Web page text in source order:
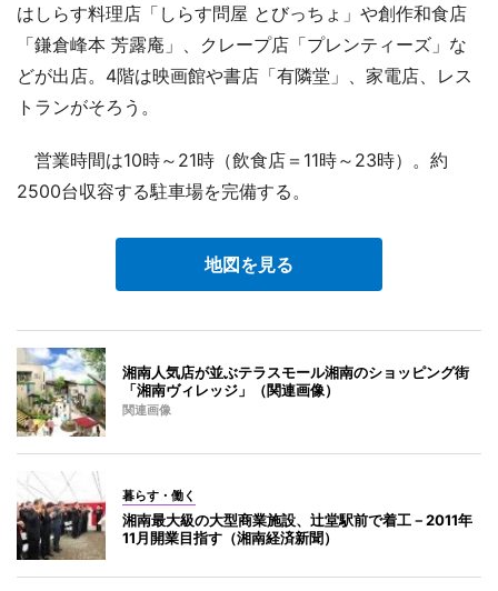
はしらす料理店「しらす問屋 とびっちょ」や創作和食店
「鎌倉峰本 芳露庵」、クレープ店「プレンティーズ」な
どが出店。4階は映画館や書店「有隣堂」、家電店、レス
トランがそろう。
営業時間は10時～21時（飲食店＝11時～23時）。約
2500台収容する駐車場を完備する。
地図を見る
湘南人気店が並ぶテラスモール湘南のショッピング街
「湘南ヴィレッジ」（関連画像）
関連画像
暮らす・働く
湘南最大級の大型商業施設、辻堂駅前で着工－2011年
11月開業目指す（湘南経済新聞）